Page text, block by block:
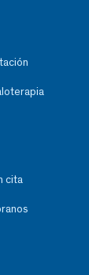
cita